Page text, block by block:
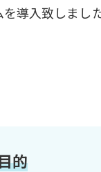
導入致しまし
的